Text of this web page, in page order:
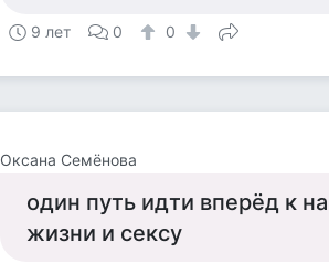
9 лет 0 0
Оксана Семёнова
один путь идти вперёд к
жизни и сексу